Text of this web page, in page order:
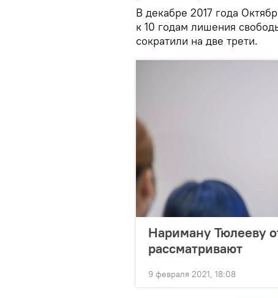
В декабре 2017 года
к 10 годам лишения
сократили на две трети.
Нариману Тюлееву
рассматривают
9 февраля 2021, 18:08